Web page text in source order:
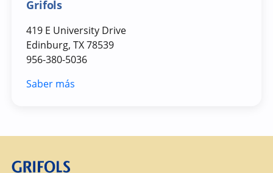
Grifols
419 E University Drive
Edinburg, TX 78539
956-380-5036
Saber más